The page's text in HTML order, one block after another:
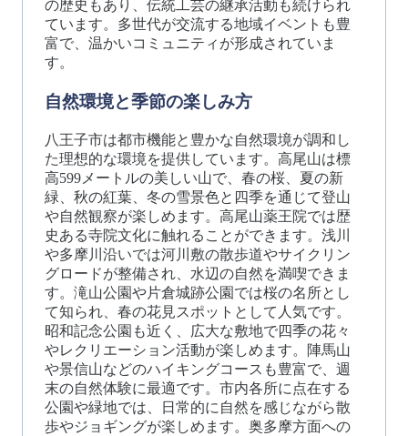
の歴史もあり、伝統工芸の継承活動も続けられ
ています。多世代が交流する地域イベントも豊
富で、温かいコミュニティが形成されていま
す。
自然環境と季節の楽しみ方
八王子市は都市機能と豊かな自然環境が調和し
た理想的な環境を提供しています。高尾山は標
高599メートルの美しい山で、春の桜、夏の新
緑、秋の紅葉、冬の雪景色と四季を通じて登山
や自然観察が楽しめます。高尾山薬王院では歴
史ある寺院文化に触れることができます。浅川
や多摩川沿いでは河川敷の散歩道やサイクリン
グロードが整備され、水辺の自然を満喫できま
す。滝山公園や片倉城跡公園では桜の名所とし
て知られ、春の花見スポットとして人気です。
昭和記念公園も近く、広大な敷地で四季の花々
やレクリエーション活動が楽しめます。陣馬山
や景信山などのハイキングコースも豊富で、週
末の自然体験に最適です。市内各所に点在する
公園や緑地では、日常的に自然を感じながら散
歩やジョギングが楽しめます。奥多摩方面への